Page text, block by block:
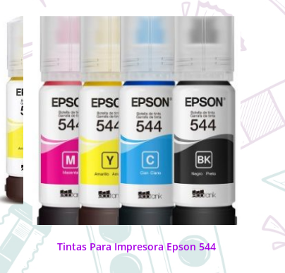
Tintas Para Impresora Epson 544